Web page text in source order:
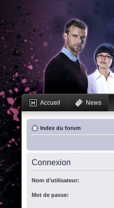
Accueil News
Index du forum
Connexion
Nom d’utilisateur:
Mot de passe: